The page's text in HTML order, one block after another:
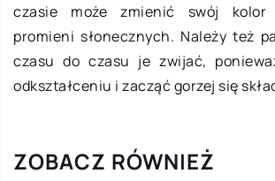
czasie może zmienić swój kolor
promieni słonecznych. Należy też
czasu do czasu je zwijać,
odkształceniu i zacząć gorzej się
ZOBACZ RÓWNIEŻ